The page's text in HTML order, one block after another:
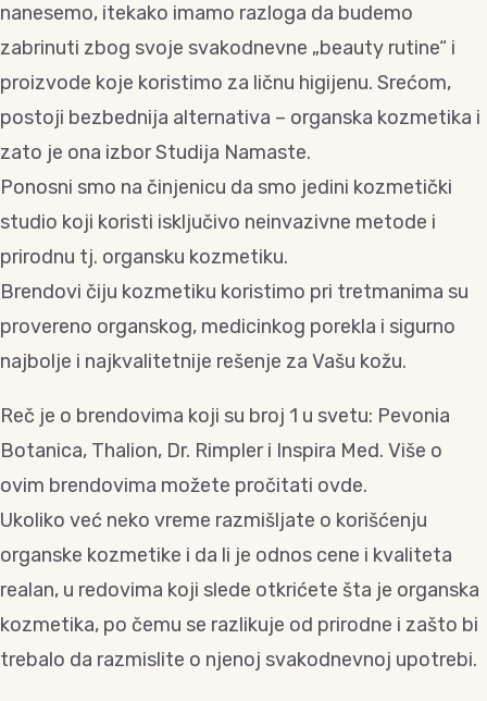
nanesemo, itekako imamo razloga da budemo
zabrinuti zbog svoje svakodnevne „beauty rutine“ i
proizvode koje koristimo za ličnu higijenu. Srećom,
postoji bezbednija alternativa – organska kozmetika i
zato je ona izbor Studija Namaste.
Ponosni smo na činjenicu da smo jedini kozmetički
studio koji koristi isključivo neinvazivne metode i
prirodnu tj. organsku kozmetiku.
Brendovi čiju kozmetiku koristimo pri tretmanima su
provereno organskog, medicinkog porekla i sigurno
najbolje i najkvalitetnije rešenje za Vašu kožu.
Reč je o brendovima koji su broj 1 u svetu: Pevonia
Botanica, Thalion, Dr. Rimpler i Inspira Med. Više o
ovim brendovima možete pročitati ovde.
Ukoliko već neko vreme razmišljate o korišćenju
organske kozmetike i da li je odnos cene i kvaliteta
realan, u redovima koji slede otkrićete šta je organska
kozmetika, po čemu se razlikuje od prirodne i zašto bi
trebalo da razmislite o njenoj svakodnevnoj upotrebi.